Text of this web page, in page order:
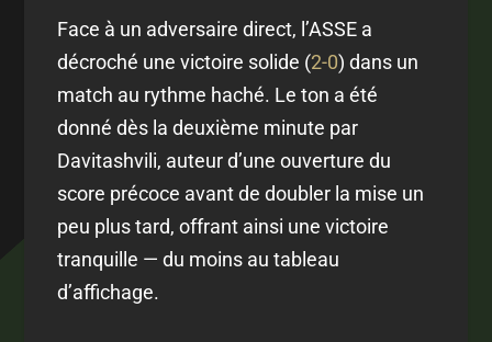
Face à un adversaire direct, l’ASSE a
décroché une victoire solide (2-0) dans un
match au rythme haché. Le ton a été
donné dès la deuxième minute par
Davitashvili, auteur d’une ouverture du
score précoce avant de doubler la mise un
peu plus tard, offrant ainsi une victoire
tranquille — du moins au tableau
d’affichage.